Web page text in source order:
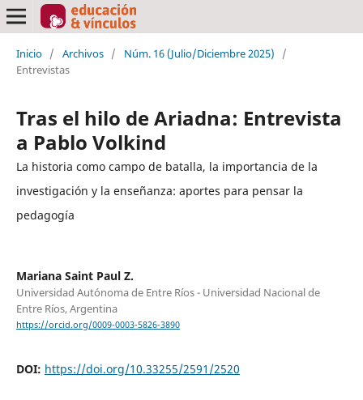
Inicio / Archivos / Núm. 16 (Julio/Diciembre 2025)
/
Entrevistas
Tras el hilo de Ariadna: Entrevista
a Pablo Volkind
La historia como campo de batalla, la importancia de la
investigación y la enseñanza: aportes para pensar la
pedagogía
Mariana Saint Paul Z.
Universidad Autónoma de Entre Ríos - Universidad Nacional de
Entre Ríos, Argentina
https://orcid.org/0009-0003-5826-3890
DOI: https://doi.org/10.33255/2591/2520